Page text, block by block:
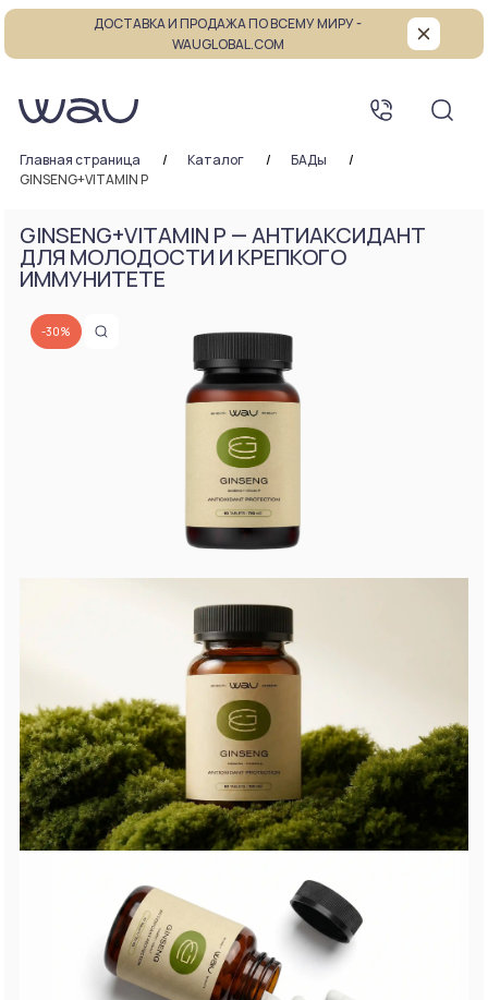
ДОСТАВКА И ПРОДАЖА ПО ВСЕМУ МИРУ -
WAUGLOBAL.COM
Главная страница Каталог
БАДы
GINSENG+VITAMIN P
GINSENG+VITAMIN P — АНТИАКСИДАНТ
ДЛЯ МОЛОДОСТИ И КРЕПКОГО
ИММУНИТЕТЕ
-30%